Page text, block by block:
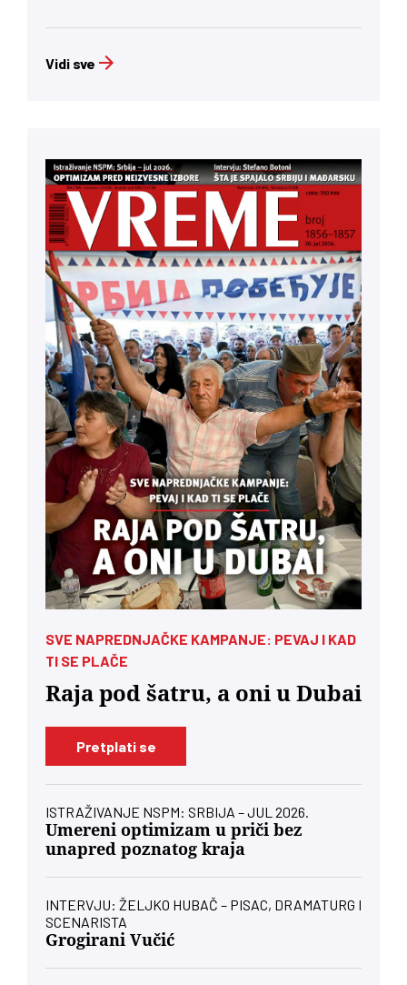
Vidi sve
SVE NAPREDNJAČKE KAMPANJE: PEVAJ I KAD
TI SE PLAČE
Raja pod šatru, a oni u Dubai
Pretplati se
ISTRAŽIVANJE NSPM: SRBIJA – JUL 2026.
Umereni optimizam u priči bez
unapred poznatog kraja
INTERVJU: ŽELJKO HUBAČ – PISAC, DRAMATURG I
SCENARISTA
Grogirani Vučić